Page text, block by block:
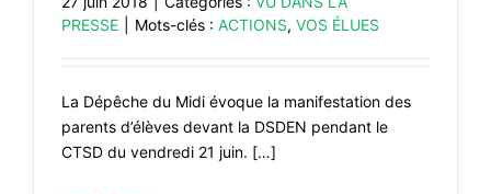
PRESSE
Mots-clés : ACTIONS, VOS ÉLUES
La Dépêche du Midi évoque la manifestation des
parents d’élèves devant la DSDEN pendant le
CTSD du vendredi 21 juin. […]